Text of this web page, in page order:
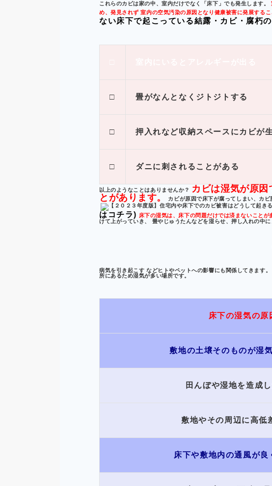
これらのカビは家の中、室内だけでなく「床下」でも発生します。
め、発見されず 室内の空気汚染の原因となり健康被害に発展するこ
ない床下で起こっている結露・カビ・腐朽
□ 畳がなんとなくジトジトする
□ 押入れなど収納スペースにカビが
□ ダニに刺されることがある
以上のようなことはありませんか？ カビは湿気が原因
とがあります。
カビが原因で床下が腐ってしまい、カ
はコチラ) 床下の湿気は、床下の問題だけでは済まないことが
けて上がっていき、 畳やじゅうたんなどを湿らせ、押し入れの中
病気を引き起こす などヒトやペットへの影響にも関係してきます。
所にあるため湿気が多い場所です。
床下の湿気の原
敷地の土壌そのものが湿
田んぼや湿地を造成
敷地やその周辺に高低
床下や敷地内の通風が良